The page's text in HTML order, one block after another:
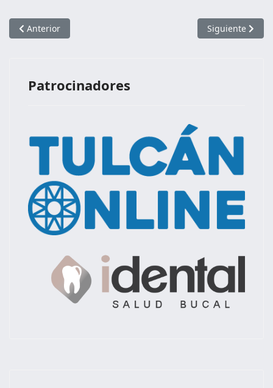
Artículo anterior: Cementerio Municipal José María Azael
Anterior Artículo
Siguiente
Patrocinadores